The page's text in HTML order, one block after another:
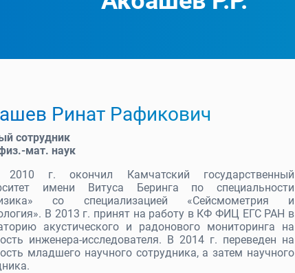
Ринат Рафикович
сотрудник
мат. наук
г. окончил Камчатский государственный
имени Витуса Беринга по специальности
со специализацией «Сейсмометрия и
В 2013 г. принят на работу в КФ ФИЦ ЕГС РАН в
акустического и радонового мониторинга на
инженера-исследователя. В 2014 г. переведен на
младшего научного сотрудника, а затем научного